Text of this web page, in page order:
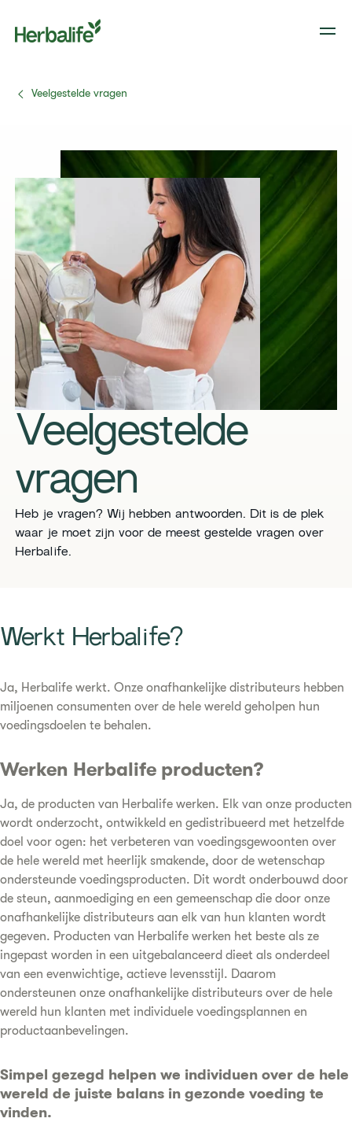
Veelgestelde vragen
Veelgestelde
vragen
Heb je vragen? Wij hebben antwoorden. Dit is de plek
waar je moet zijn voor de meest gestelde vragen over
Herbalife.
​​Werkt Herbalife?​
Ja, Herbalife werkt. Onze onafhankelijke distributeurs hebben
miljoenen consumenten over de hele wereld geholpen hun
voedingsdoelen te behalen.
Werken Herbalife producten?
Ja, de producten van Herbalife werken. Elk van onze producten
wordt onderzocht, ontwikkeld en gedistribueerd met hetzelfde
doel voor ogen: het verbeteren van voedingsgewoonten over
de hele wereld met heerlijk smakende, door de wetenschap
ondersteunde voedingsproducten. Dit wordt onderbouwd door
de steun, aanmoediging en een gemeenschap die door onze
onafhankelijke distributeurs aan elk van hun klanten wordt
gegeven. Producten van Herbalife werken het beste als ze
ingepast worden in een uitgebalanceerd dieet als onderdeel
van een evenwichtige, actieve levensstijl. Daarom
ondersteunen onze onafhankelijke distributeurs over de hele
wereld hun klanten met individuele voedingsplannen en
productaanbevelingen.
Simpel gezegd helpen we individuen over de hele
wereld de juiste balans in gezonde voeding te
vinden.